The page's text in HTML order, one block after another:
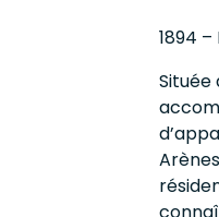
1894
Située